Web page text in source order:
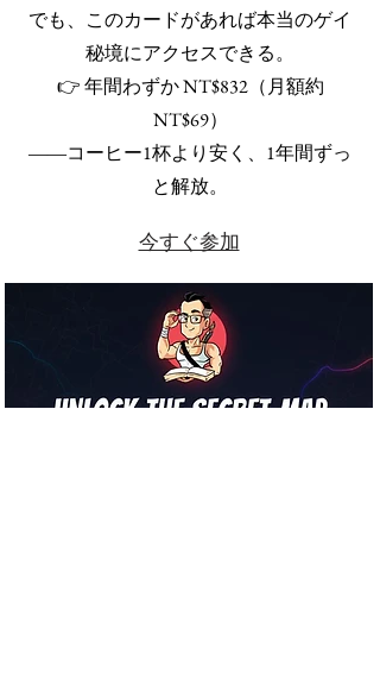
でも、このカードがあれば本当のゲイ
秘境にアクセスできる。
👉 年間わずか NT$832（月額約
NT$69）
――コーヒー1杯より安く、1年間ずっ
と解放。
今すぐ参加